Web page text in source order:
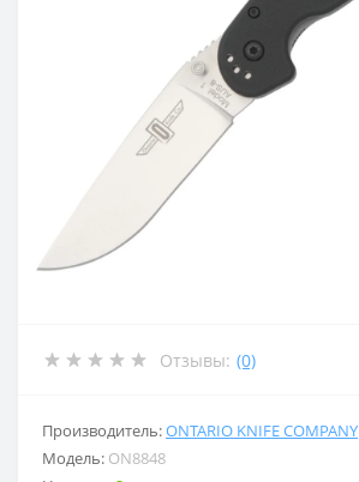
Отзывы: (0)
Производитель:ONTARIO KNIFE COMPANY
Модель: ON8848